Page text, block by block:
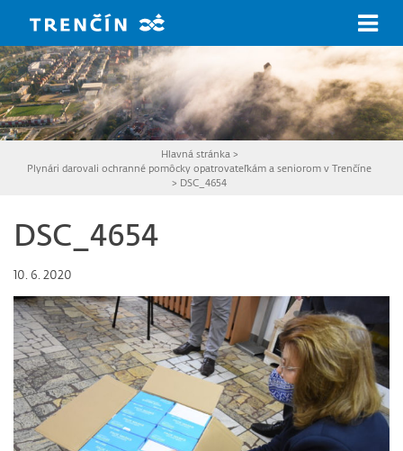
Hlavná stránka >
Plynári darovali ochranné pomôcky opatrovateľkám a seniorom v Trenčíne
> DSC_4654
DSC_4654
10. 6. 2020